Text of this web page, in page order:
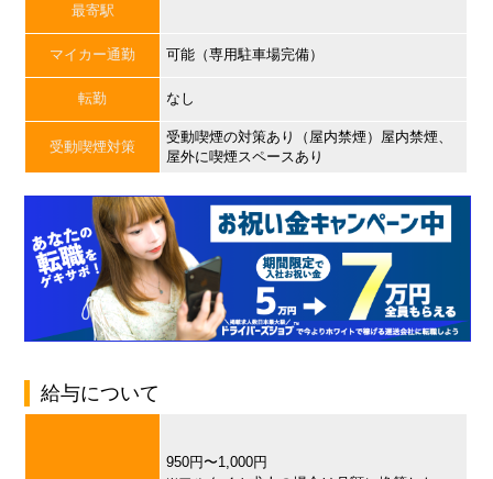
最寄駅
マイカー通勤 可能（専用駐車場完備）
転勤 なし
受動喫煙対策
受動喫煙の対策あり（屋内禁煙）屋内禁煙、
屋外に喫煙スペースあり
給与について
950円〜1,000円